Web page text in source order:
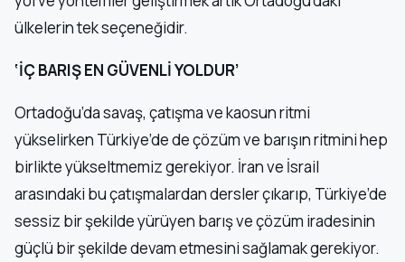
ülkelerin tek seçeneğidir.
‘İÇ BARIŞ EN GÜVENLİ YOLDUR’
Ortadoğu’da savaş, çatışma ve kaosun ritmi
yükselirken Türkiye’de de çözüm ve barışın ritmini hep
birlikte yükseltmemiz gerekiyor. İran ve İsrail
arasındaki bu çatışmalardan dersler çıkarıp, Türkiye’de
sessiz bir şekilde yürüyen barış ve çözüm iradesinin
güçlü bir şekilde devam etmesini sağlamak gerekiyor.